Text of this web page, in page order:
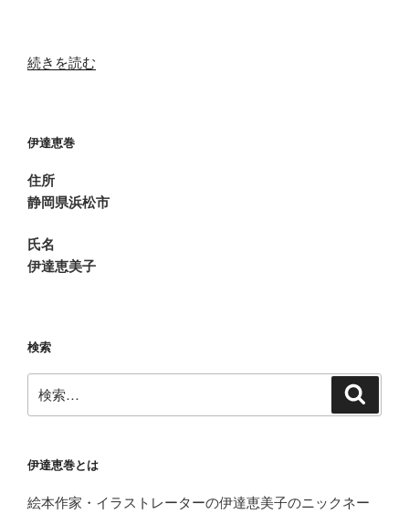
“日
掛
川
花
園
に
き
し
た”
続きを読む
伊達恵巻
住所
静岡県浜松市
氏名
伊達恵美子
検索
索:
伊達恵巻とは
絵本作家・イラストレーターの伊達恵美子のニックネー